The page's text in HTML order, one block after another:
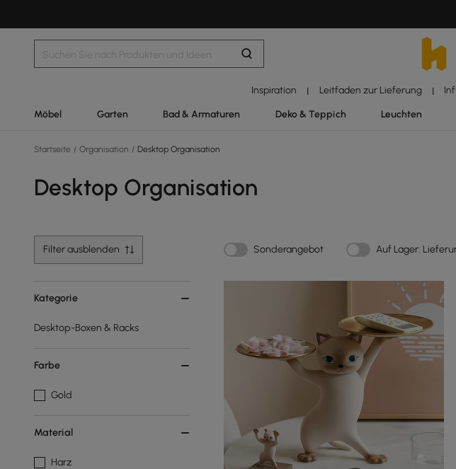
Inspiration | Leitfaden zur Lieferung |
Möbel Garten Bad & Armaturen Deko & Teppich Leuchten
Startseite / Organisation / Desktop Organisation
Desktop Organisation
Filter ausblenden Sonderangebot Auf Lager:
Kategorie
Desktop-Boxen & Racks
Farbe
Gold
Material
Harz